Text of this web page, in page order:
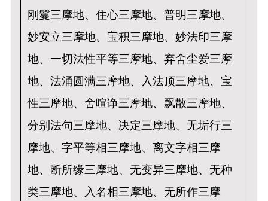
刚鬘三摩地、住心三摩地、普明三摩地、
妙安立三摩地、宝积三摩地、妙法印三摩
地、一切法性平等三摩地、弃舍尘爱三摩
地、法涌圆满三摩地、入法顶三摩地、宝
性三摩地、舍喧诤三摩地、飘散三摩地、
分别法句三摩地、决定三摩地、无垢行三
摩地、字平等相三摩地、离文字相三摩
地、断所缘三摩地、无变异三摩地、无种
类三摩地、入名相三摩地、无所作三摩